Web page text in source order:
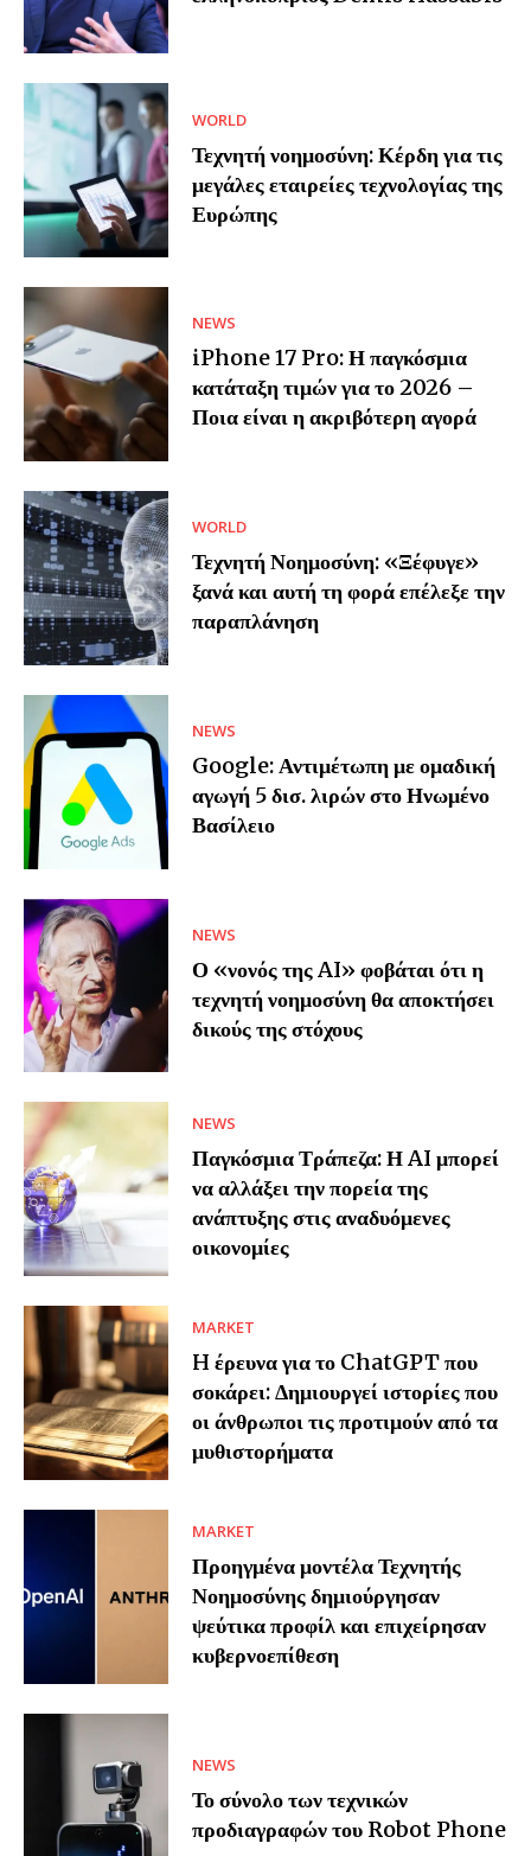
WORLD
Τεχνητή νοημοσύνη: Κέρδη για τις
μεγάλες εταιρείες τεχνολογίας της
Ευρώπης
NEWS
iPhone 17 Pro: Η παγκόσμια
κατάταξη τιμών για το 2026 –
Ποια είναι η ακριβότερη αγορά
WORLD
Τεχνητή Νοημοσύνη: «Ξέφυγε»
ξανά και αυτή τη φορά επέλεξε την
παραπλάνηση
NEWS
Google: Αντιμέτωπη με ομαδική
αγωγή 5 δισ. λιρών στο Ηνωμένο
Βασίλειο
NEWS
Ο «νονός της AI» φοβάται ότι η
τεχνητή νοημοσύνη θα αποκτήσει
δικούς της στόχους
NEWS
Παγκόσμια Τράπεζα: Η AI μπορεί
να αλλάξει την πορεία της
ανάπτυξης στις αναδυόμενες
οικονομίες
MARKET
H έρευνα για το ChatGPT που
σοκάρει: Δημιουργεί ιστορίες που
οι άνθρωποι τις προτιμούν από τα
μυθιστορήματα
MARKET
Προηγμένα μοντέλα Τεχνητής
Νοημοσύνης δημιούργησαν
ψεύτικα προφίλ και επιχείρησαν
κυβερνοεπίθεση
NEWS
Το σύνολο των τεχνικών
προδιαγραφών του Robot Phone